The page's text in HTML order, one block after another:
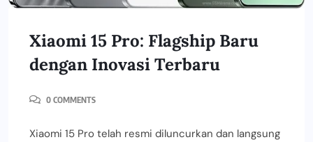
Xiaomi 15 Pro: Flagship Baru
dengan Inovasi Terbaru
0 COMMENTS
Xiaomi 15 Pro telah resmi diluncurkan dan langsung